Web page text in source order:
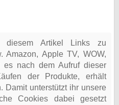
diesem Artikel Links zu
Amazon, Apple TV, WOW,
es nach dem Aufruf dieser
der Produkte, erhält
Damit unterstützt ihr unsere
Cookies dabei gesetzt